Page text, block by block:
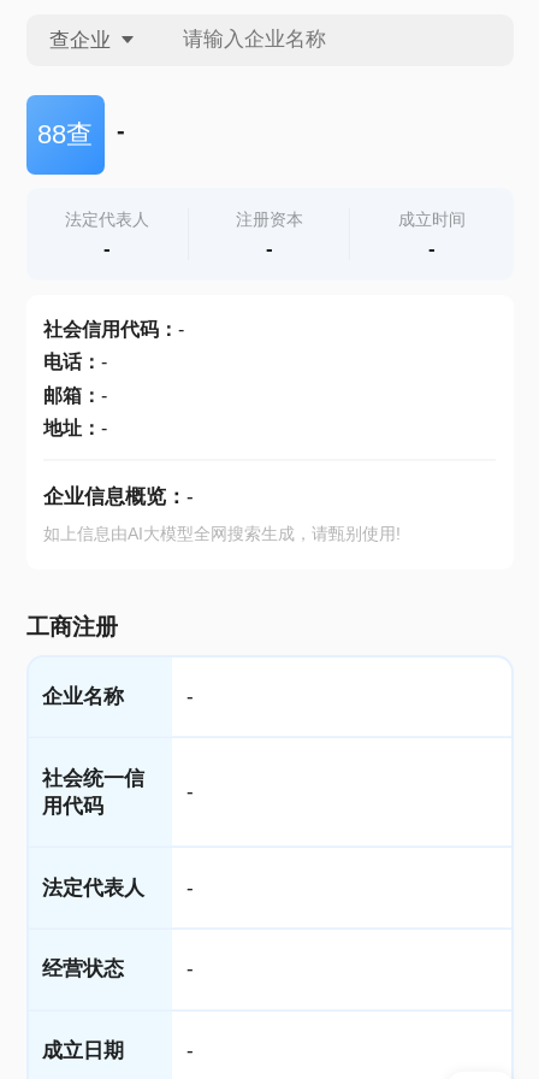
查企业
查企业
查产地
88查 -
法定代表人
-
注册资本
-
成立时间
-
社会信用代码： -
电话： -
邮箱： -
地址： -
企业信息概览： -
如上信息由AI大模型全网搜索生成，请甄别使用!
工商注册
企业名称 -
社会统一信
用代码
-
法定代表人 -
经营状态 -
成立日期 -